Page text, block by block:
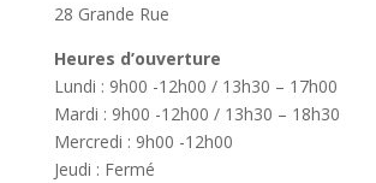
28 Grande Rue
Heures d’ouverture
Lundi : 9h00 -12h00 / 13h30 – 17h00
Mardi : 9h00 -12h00 / 13h30 – 18h30
Mercredi : 9h00 -12h00
Jeudi : Fermé